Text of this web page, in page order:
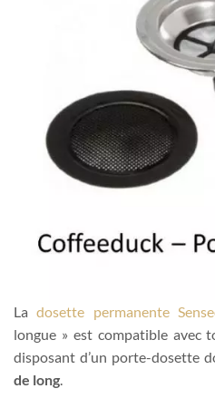
Ladosette permanente
longue » est compatible avec
disposant d’un porte-dosette
de long.